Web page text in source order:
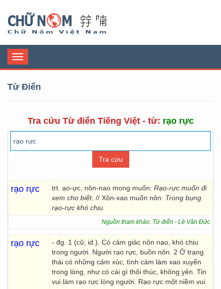
Toggle
navigation
Từ Điển
Tra cứu Từ điển Tiếng Việt - từ: rạo rực
rạo rực trt. ạo-ực, nôn-nao mong muốn: Rạo-rực muốn đi
xem cho biết. // Xôn-xao muốn nôn: Trong bụng
rạo-rực khó chịu.
Nguồn tham khảo: Từ điển - Lê Văn Đức
rạo rực
- đg. 1 (cũ; id.). Có cảm giác nôn nao, khó chịu
trong người. Người rạo rực, buồn nôn. 2 Ở trạng
thái có những cảm xúc, tình cảm làm xao xuyến
trong lòng, như có cái gì thôi thúc, không yên. Tin
vui làm rạo rực lòng người. Rạo rực một niềm vui